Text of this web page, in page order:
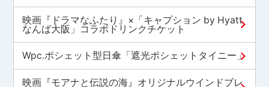
映画『ドラマなふたり』×「キャプション by Hyatt
なんば大阪」コラボドリンクチケット
Wpc.ポシェット型日傘「遮光ポシェットタイニー」
映画『モアナと伝説の海』オリジナルウインドブレ